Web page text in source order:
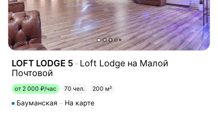
LOFT LODGE 5
Loft Lodge на Малой
Почтовой
от 2 000 ₽/час 70 чел. 200 м²
Бауманская На карте